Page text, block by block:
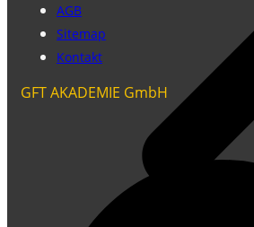
AGB
Sitemap
Kontakt
GFT AKADEMIE GmbH